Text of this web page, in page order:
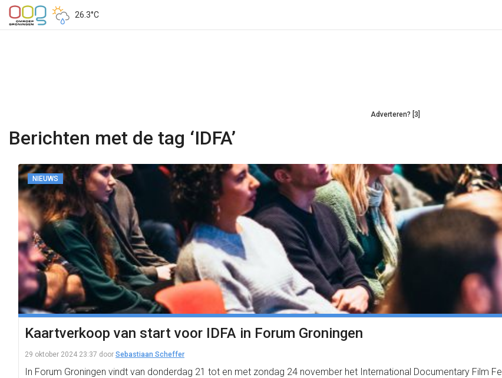
26.3°C
Adverteren? [3]
Berichten met de tag ‘IDFA’
NIEUWS
Kaartverkoop van start voor IDFA in Forum Groningen
29 oktober 2024 23:37 door Sebastiaan Scheffer
In Forum Groningen vindt van donderdag 21 tot en met zondag 24 november het International Documentary Film